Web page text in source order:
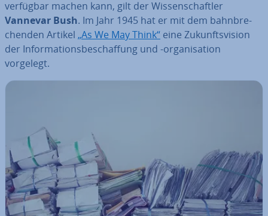
verfügbar machen kann, gilt der Wis­sen­schaft­ler
Vannevar Bush. Im Jahr 1945 hat er mit dem bahn­bre­
chen­den Artikel „As We May Think“ eine Zu­kunfts­vi­si­on
der In­for­ma­ti­ons­be­schaf­fung und -or­ga­ni­sa­ti­on
vorgelegt.